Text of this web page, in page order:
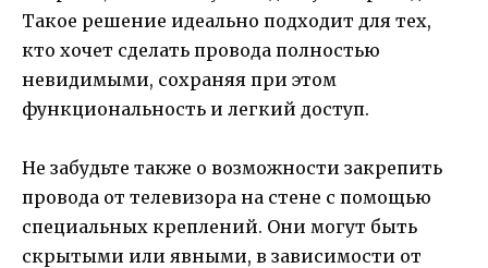
Такое решение идеально подходит для тех,
кто хочет сделать провода полностью
невидимыми, сохраняя при этом
функциональность и легкий доступ.
Не забудьте также о возможности закрепить
провода от телевизора на стене с помощью
специальных креплений. Они могут быть
скрытыми или явными, в зависимости от